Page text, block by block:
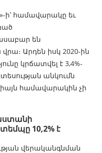
»-ի՝ համավարակը եւ
են
Արդեն իսկ 2020-ին
կրճատվել է 3,4%-
անկումն
միայն համավարակին չի
10,2% է
վերականգնման